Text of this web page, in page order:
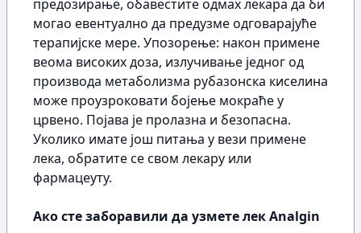
предозирање, обавестите одмах лекара да би
могао евентуално да предузме одговарајуће
терапијске мере. Упозорење: након примене
веома високих доза, излучивање једног од
производа метаболизма рубазонска киселина
може проузроковати бојење мокраће у
црвено. Појава је пролазна и безопасна.
Уколико имате још питања у вези примене
лека, обратите се свом лекару или
фармацеуту.
Ако сте заборавили да узмете лек Analgin